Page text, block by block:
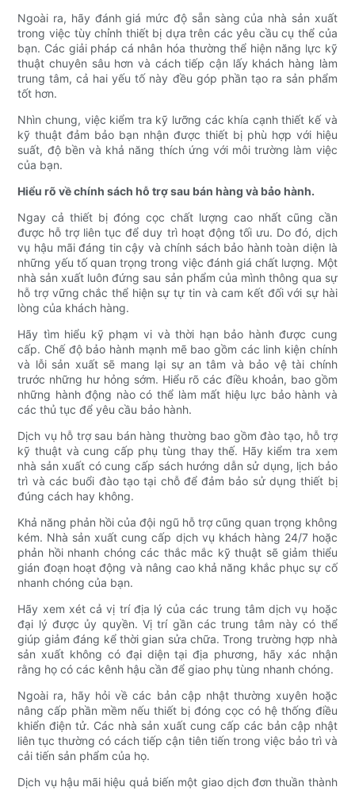
Ngoài ra, hãy đánh giá mức độ sẵn sàng của nhà sản xuất
trong việc tùy chỉnh thiết bị dựa trên các yêu cầu cụ thể của
bạn. Các giải pháp cá nhân hóa thường thể hiện năng lực kỹ
thuật chuyên sâu hơn và cách tiếp cận lấy khách hàng làm
trung tâm, cả hai yếu tố này đều góp phần tạo ra sản phẩm
tốt hơn.
Nhìn chung, việc kiểm tra kỹ lưỡng các khía cạnh thiết kế và
kỹ thuật đảm bảo bạn nhận được thiết bị phù hợp với hiệu
suất, độ bền và khả năng thích ứng với môi trường làm việc
của bạn.
Hiểu rõ về chính sách hỗ trợ sau bán hàng và bảo hành.
Ngay cả thiết bị đóng cọc chất lượng cao nhất cũng cần
được hỗ trợ liên tục để duy trì hoạt động tối ưu. Do đó, dịch
vụ hậu mãi đáng tin cậy và chính sách bảo hành toàn diện là
những yếu tố quan trọng trong việc đánh giá chất lượng. Một
nhà sản xuất luôn đứng sau sản phẩm của mình thông qua sự
hỗ trợ vững chắc thể hiện sự tự tin và cam kết đối với sự hài
lòng của khách hàng.
Hãy tìm hiểu kỹ phạm vi và thời hạn bảo hành được cung
cấp. Chế độ bảo hành mạnh mẽ bao gồm các linh kiện chính
và lỗi sản xuất sẽ mang lại sự an tâm và bảo vệ tài chính
trước những hư hỏng sớm. Hiểu rõ các điều khoản, bao gồm
những hành động nào có thể làm mất hiệu lực bảo hành và
các thủ tục để yêu cầu bảo hành.
Dịch vụ hỗ trợ sau bán hàng thường bao gồm đào tạo, hỗ trợ
kỹ thuật và cung cấp phụ tùng thay thế. Hãy kiểm tra xem
nhà sản xuất có cung cấp sách hướng dẫn sử dụng, lịch bảo
trì và các buổi đào tạo tại chỗ để đảm bảo sử dụng thiết bị
đúng cách hay không.
Khả năng phản hồi của đội ngũ hỗ trợ cũng quan trọng không
kém. Nhà sản xuất cung cấp dịch vụ khách hàng 24/7 hoặc
phản hồi nhanh chóng các thắc mắc kỹ thuật sẽ giảm thiểu
gián đoạn hoạt động và nâng cao khả năng khắc phục sự cố
nhanh chóng của bạn.
Hãy xem xét cả vị trí địa lý của các trung tâm dịch vụ hoặc
đại lý được ủy quyền. Vị trí gần các trung tâm này có thể
giúp giảm đáng kể thời gian sửa chữa. Trong trường hợp nhà
sản xuất không có đại diện tại địa phương, hãy xác nhận
rằng họ có các kênh hậu cần để giao phụ tùng nhanh chóng.
Ngoài ra, hãy hỏi về các bản cập nhật thường xuyên hoặc
nâng cấp phần mềm nếu thiết bị đóng cọc có hệ thống điều
khiển điện tử. Các nhà sản xuất cung cấp các bản cập nhật
liên tục thường có cách tiếp cận tiên tiến trong việc bảo trì và
cải tiến sản phẩm của họ.
Dịch vụ hậu mãi hiệu quả biến một giao dịch đơn thuần thành